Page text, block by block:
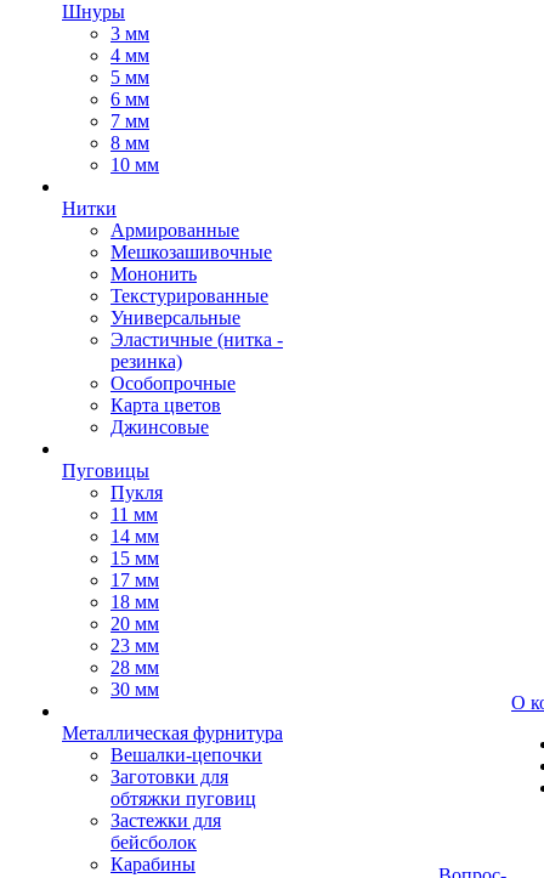
Шнуры
3 мм
4 мм
5 мм
6 мм
7 мм
8 мм
10 мм
Нитки
Армированные
Мешкозашивочные
Мононить
Текстурированные
Универсальные
Эластичные (нитка -
резинка)
Особопрочные
Карта цветов
Джинсовые
Пуговицы
Пукля
11 мм
14 мм
15 мм
17 мм
18 мм
20 мм
23 мм
28 мм
30 мм
Металлическая фурнитура
Вешалки-цепочки
Заготовки для
обтяжки пуговиц
Застежки для
бейсболок
Карабины
О